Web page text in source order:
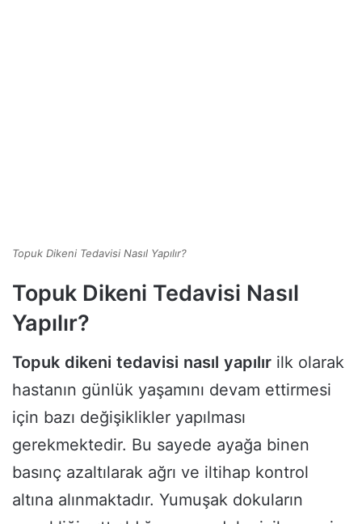
Topuk Dikeni Tedavisi Nasıl Yapılır?
Topuk Dikeni Tedavisi Nasıl
Yapılır?
Topuk dikeni tedavisi nasıl yapılır ilk olarak
hastanın günlük yaşamını devam ettirmesi
için bazı değişiklikler yapılması
gerekmektedir. Bu sayede ayağa binen
basınç azaltılarak ağrı ve iltihap kontrol
altına alınmaktadır. Yumuşak dokuların